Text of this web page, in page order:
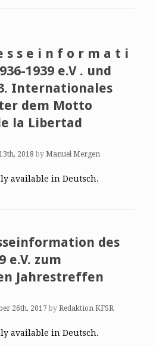
s s e i n f o r m a t i
1939 e.V . und
Internationales
dem Motto
la Libertad
2018 by Manuel Mergen
available in Deutsch.
des
e.V. zum
Jahrestreffen
26th, 2017 by Redaktion KFSR
available in Deutsch.